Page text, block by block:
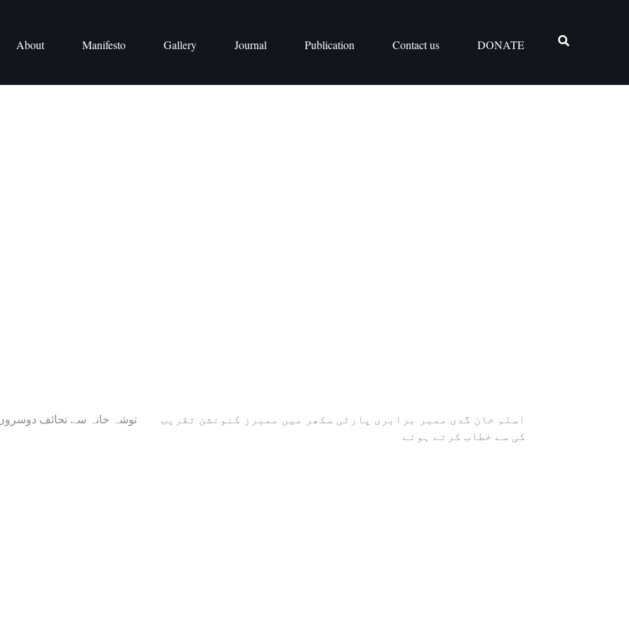
About Manifesto Gallery Journal Publication Contact us DONATE
توشہ خانہ سے تحائف
اسلم خان گدی ممبر برابری پارٹی سکھر میں ممبرز کنونشن تقریب
کی سے خطاب کرتے ہوئے